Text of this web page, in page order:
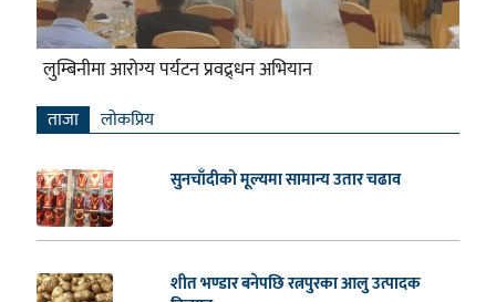
लुम्बिनीमा आरोग्य पर्यटन प्रवद्र्धन अभियान
ताजा लाेकप्रिय
सुनचाँदीको मूल्यमा सामान्य उतार चढाव
शीत भण्डार बनेपछि रत्नपुरका आलु उत्पादक